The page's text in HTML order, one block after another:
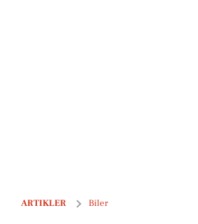
ARTIKLER Biler
10 dyreste biler til salg i nærheden af